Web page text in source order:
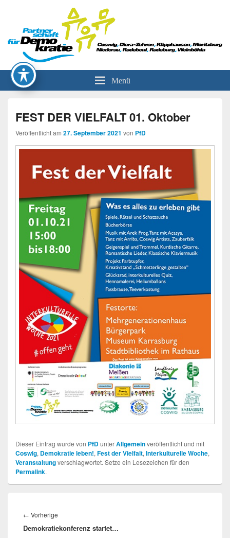
Partnerschaft für Demokratie
Menü
FEST DER VIELFALT 01. Oktober
Veröffentlicht am 27. September 2021 von PfD
Dieser Eintrag wurde von PfDunterAllgemeinveröffentlicht und mit
Coswig, Demokratie leben!, Fest der Vielfalt, Interkulturelle Woche,
Veranstaltungverschlagwortet. Setze ein Lesezeichen für den
Permalink.
← Vorherige
Beitrag:
Demokratiekonferenz startet…